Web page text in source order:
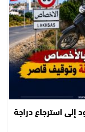
إلى استرجاع دراجة